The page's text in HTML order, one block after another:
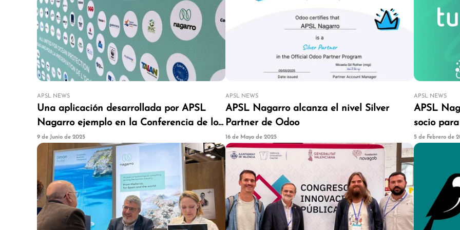
APSL NEWS
Una aplicación desarrollada por APSL
Nagarro ejemplo en la Conferencia de los
Océanos de la ONU (UNOC3) en Niza
9 de Junio de 2025
APSL NEWS
APSL Nagarro alcanza el nivel Silver
Partner de Odoo
16 de Mayo de 2025
APSL NEWS
APSL
socio
sector
5 de Febrero de